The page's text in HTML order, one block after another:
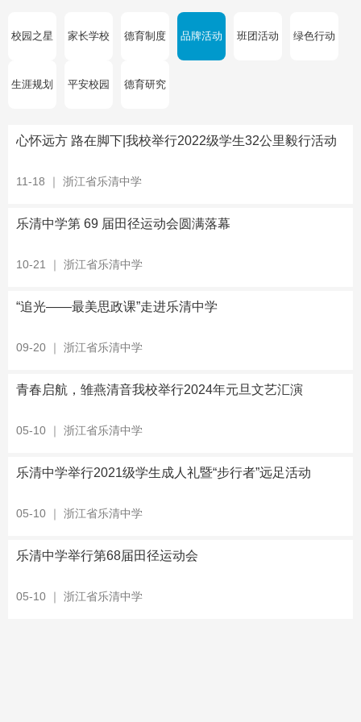
校园之星 家长学校 德育制度 品牌活动 班团活动 绿色行动
生涯规划 平安校园 德育研究
心怀远方 路在脚下|我校举行2022级学生32公里毅行活动
11-18 ｜ 浙江省乐清中学
乐清中学第 69 届田径运动会圆满落幕
10-21 ｜ 浙江省乐清中学
“追光——最美思政课”走进乐清中学
09-20 ｜ 浙江省乐清中学
青春启航，雏燕清音我校举行2024年元旦文艺汇演
05-10 ｜ 浙江省乐清中学
乐清中学举行2021级学生成人礼暨“步行者”远足活动
05-10 ｜ 浙江省乐清中学
乐清中学举行第68届田径运动会
05-10 ｜ 浙江省乐清中学